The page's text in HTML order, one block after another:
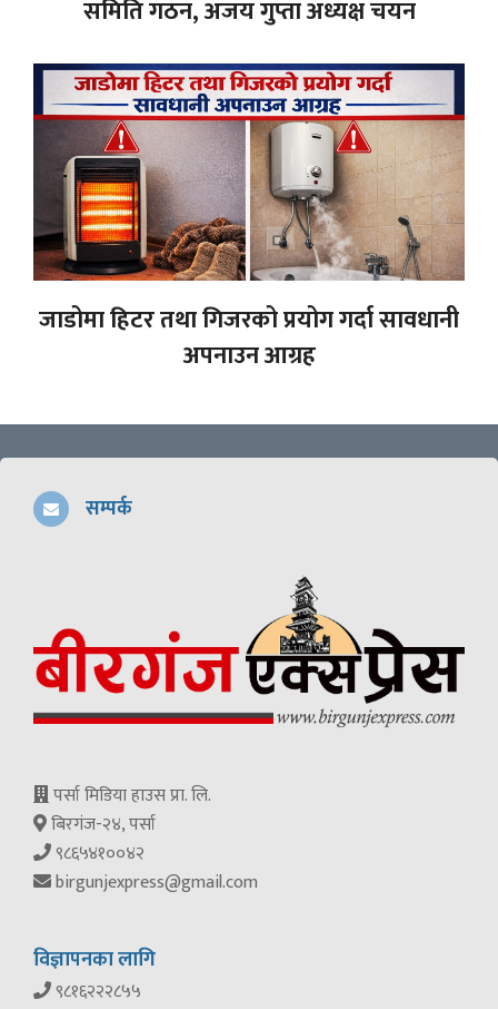
समिति गठन, अजय गुप्ता अध्यक्ष चयन
जाडोमा हिटर तथा गिजरको प्रयोग गर्दा सावधानी
अपनाउन आग्रह
सम्पर्क
पर्सा मिडिया हाउस प्रा. लि.
बिरगंज-२४, पर्सा
९८६५४१००४२
birgunjexpress@gmail.com
विज्ञापनका लागि
९८१६२२२८५५